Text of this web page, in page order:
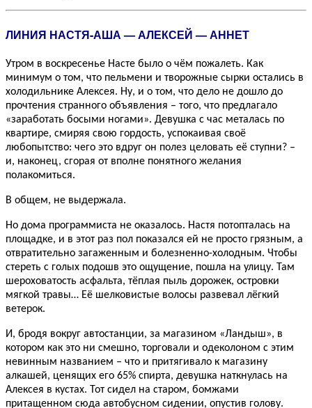
ЛИНИЯ НАСТЯ-АША — АЛЕКСЕЙ — АННЕТ
Утром в воскресенье Насте было о чём пожалеть. Как
минимум о том, что пельмени и творожные сырки остались в
холодильнике Алексея. Ну, и о том, что дело не дошло до
прочтения странного объявления – того, что предлагало
«заработать босыми ногами». Девушка с час металась по
квартире, смиряя свою гордость, успокаивая своё
любопытство: чего это вдруг он полез целовать её ступни? –
и, наконец, сгорая от вполне понятного желания
полакомиться.
В общем, не выдержала.
Но дома программиста не оказалось. Настя потопталась на
площадке, и в этот раз пол показался ей не просто грязным, а
отвратительно загаженным и болезненно-холодным. Чтобы
стереть с голых подошв это ощущение, пошла на улицу. Там
шероховатость асфальта, тёплая пыль дорожек, островки
мягкой травы… Её шелковистые волосы развевал лёгкий
ветерок.
И, бродя вокруг автостанции, за магазином «Ландыш», в
котором как это ни смешно, торговали и одеколоном с этим
невинным названием – что и притягивало к магазину
алкашей, ценящих его 65% спирта, девушка наткнулась на
Алексея в кустах. Тот сидел на старом, бомжами
притащенном сюда автобусном сидении, опустив голову.